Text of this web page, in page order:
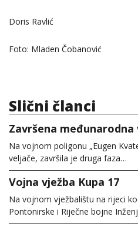
Doris Ravlić
Foto: Mladen Čobanović
Slični članci
Završena međunarodna
Na vojnom poligonu „Eugen
veljače, završila je druga faza…
Vojna vježba Kupa 17
Na vojnom vježbalištu na rijeci
Pontonirske i Riječne bojne